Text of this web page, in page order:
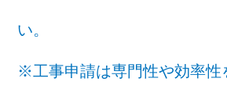
い。
※工事申請は専門性や効率性